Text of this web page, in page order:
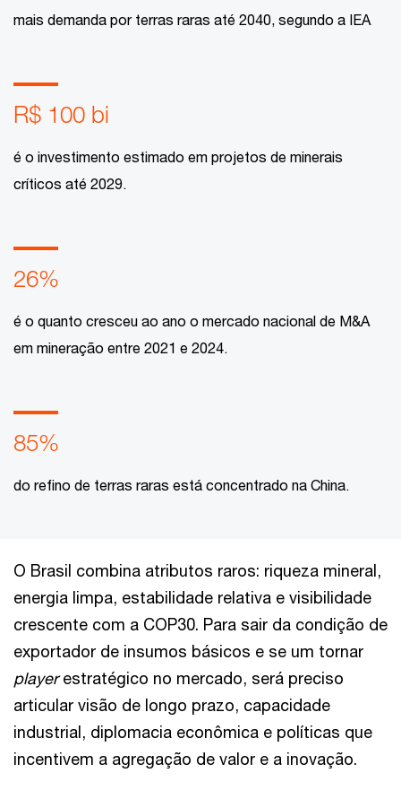
mais demanda por terras raras até 2040, segundo a IEA
R$ 100 bi
é o investimento estimado em projetos de minerais
críticos até 2029.
26%
é o quanto cresceu ao ano o mercado nacional de M&A
em mineração entre 2021 e 2024.
85%
do refino de terras raras está concentrado na China.
O Brasil combina atributos raros: riqueza mineral,
energia limpa, estabilidade relativa e visibilidade
crescente com a COP30. Para sair da condição de
exportador de insumos básicos e se um tornar
playerestratégico no mercado, será preciso
articular visão de longo prazo, capacidade
industrial, diplomacia econômica e políticas que
incentivem a agregação de valor e a inovação.